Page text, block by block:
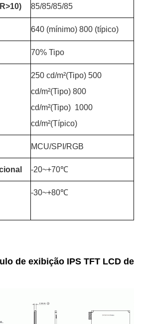
85/85/85/85
640 (mínimo) 800 (típico)
70% Tipo
250 cd/m²(Tipo) 500
cd/m²(Tipo) 800
cd/m²(Tipo) 1000
cd/m²(Típico)
MCU/SPI/RGB
-20~+70℃
-30~+80℃
de exibição IPS TFT LCD de